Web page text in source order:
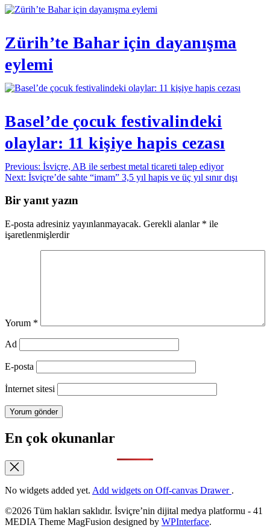
Zürih’te Bahar için dayanışma
eylemi
Basel’de çocuk festivalindeki
olaylar: 11 kişiye hapis cezası
Yazı
gezinmesi
Previous: İsviçre, AB ile serbest metal ticareti talep ediyor
Next: İsviçre’de sahte “imam” 3,5 yıl hapis ve üç yıl sınır dışı
Bir yanıt yazın
E-posta adresiniz yayınlanmayacak. Gerekli alanlar * ile
işaretlenmişlerdir
Yorum *
Ad
E-posta
İnternet sitesi
En çok okunanlar
No widgets added yet. Add widgets on Off-canvas Drawer .
©2026 Tüm hakları saklıdır. İsviçre’nin dijital medya platformu - 41
MEDIA Theme MagFusion designed by WPInterface.